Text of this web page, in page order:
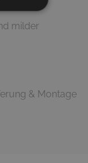
milder
& Montage